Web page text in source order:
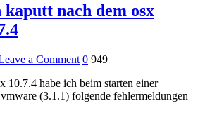
nach dem osx
a Commenton
fusion
kaputt
0 949
10.7.4 habe ich beim starten einer
(3.1.1) folgende fehlermeldungen